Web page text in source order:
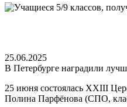
25.06.2025
В Петербурге наградили
25 июня состоялась XXIII
Полина Парфёнова (СПО,